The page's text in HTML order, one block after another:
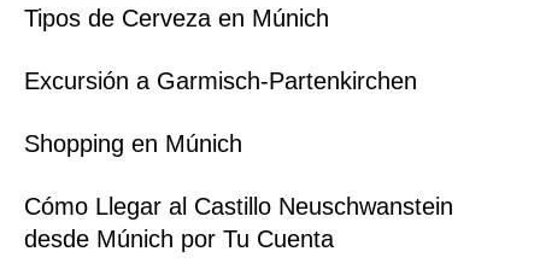
Tipos de Cerveza en Múnich
Excursión a Garmisch-Partenkirchen
Shopping en Múnich
Cómo Llegar al Castillo Neuschwanstein
desde Múnich por Tu Cuenta